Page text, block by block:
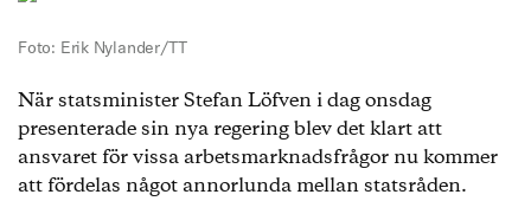
Foto: Erik Nylander/TT
När statsminister Stefan Löfven i dag onsdag
presenterade sin nya regering blev det klart att
ansvaret för vissa arbetsmarknadsfrågor nu kommer
att fördelas något annorlunda mellan statsråden.